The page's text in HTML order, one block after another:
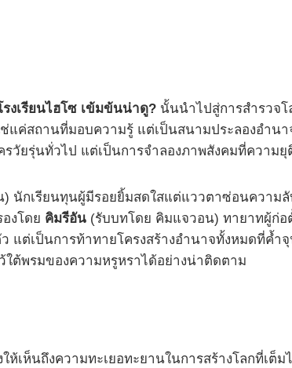
งเรียนไฮโซ เข้มข้นน่าดู? นั้นนำไปสู่การสำรวจ
ช่แค่สถานที่มอบความรู้ แต่เป็นสนามประลองอำ
ครวัยรุ่นทั่วไป แต่เป็นการจำลองภาพสังคมที่ควา
นักเรียนทุนผู้มีรอยยิ้มสดใสแต่แววตาซ่อนความลั
งโดย คิมรีอัน (รับบทโดย คิมแจวอน) ทายาทผู้ก่อ
แต่เป็นการท้าทายโครงสร้างอำนาจทั้งหมดที่ค้ำ
ต้พรมของความหรูหราได้อย่างน่าติดตาม
ห้เห็นถึงความทะเยอทะยานในการสร้างโลกที่เ